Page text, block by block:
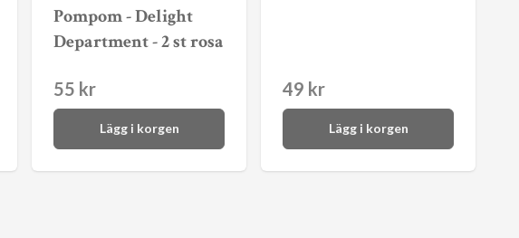
Pompom - Delight
Department - 2 st rosa
55 kr
Lägg i korgen
49 kr
Lägg i korgen